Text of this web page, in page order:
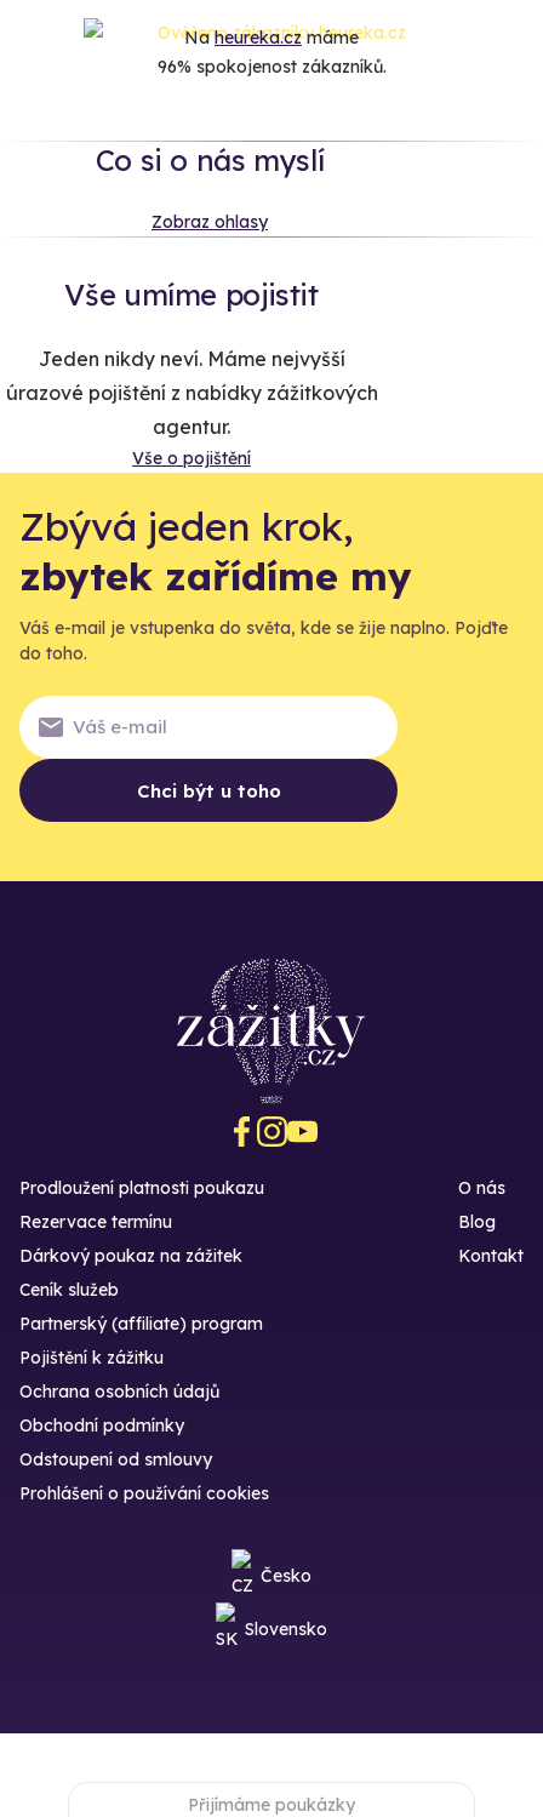
Naheureka.czmáme
96% spokojenost zákazníků.
Co si o nás myslí
Zobraz ohlasy
Vše umíme pojistit
Jeden nikdy neví. Máme nejvyšší
úrazové pojištění z nabídky zážitkových
agentur.
Vše o pojištění
Zbývá jeden krok,
zbytek zařídíme my
Váš e-mail je vstupenka do světa, kde se žije naplno. Pojďte
do toho.
Chci být u toho
Prodloužení platnosti poukazu
Rezervace termínu
Dárkový poukaz na zážitek
O nás
Blog
Kontakt
Ceník služeb
Partnerský (affiliate) program
Pojištění k zážitku
Ochrana osobních údajů
Obchodní podmínky
Odstoupení od smlouvy
Prohlášení o používání cookies
Česko
Slovensko
Přijímáme poukázky